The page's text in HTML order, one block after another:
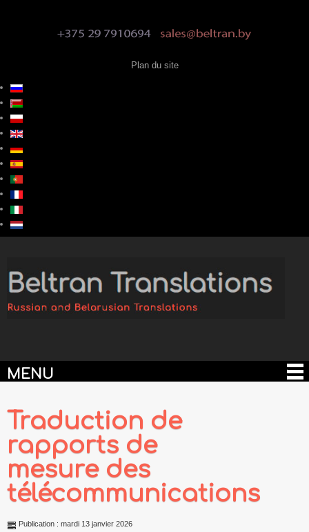
Plan du site
MENU
Traduction de
rapports de
mesure des
télécommunications
Publication : mardi 13 janvier 2026